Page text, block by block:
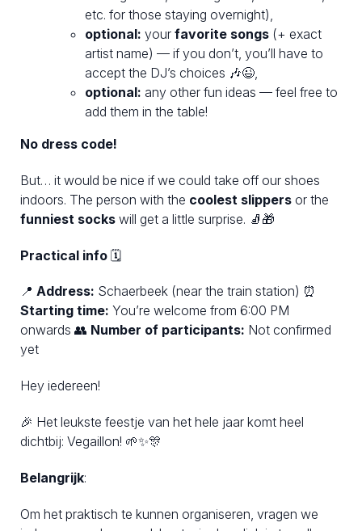
etc. for those staying overnight),
optional: your favorite songs (+ exact
artist name) — if you don’t, you’ll have to
accept the DJ’s choices 🎶😉,
optional: any other fun ideas — feel free to
add them in the table!
No dress code!
But… it would be nice if we could take off our shoes
indoors. The person with the coolest slippers or the
funniest socks will get a little surprise. 🧦🎁
Practical info 🗓️
📍 Address: Schaerbeek (near the train station) ⏰
Starting time: You’re welcome from 6:00 PM
onwards 👥 Number of participants: Not confirmed
yet
Hey iedereen!
🎉 Het leukste feestje van het hele jaar komt heel
dichtbij: Vegaillon! 🌱✨🎊
Belangrijk:
Om het praktisch te kunnen organiseren, vragen we